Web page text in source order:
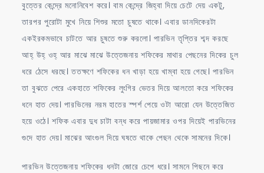
বুত্তের কেন্দ্রে মনোনিবেশ করে। বাম কেন্দ্রে জিহ্বা দিয়ে চেটে দেয় একটু,
তারপর পুরোটা মুখে নিয়ে শিশুর মতো চুষতে থাকে। এবার ডানদিকেরটা
একইরকমভাবে চাটতে আর চুষতে শুরু করলো। পারভিন তৃপ্তির শব্দ করছে
আহ্ উহ্ ওহ্ আর মাঝে মাঝে উত্তেজনায় শফিকের মাথার পেছনের দিকের চুল
ধরে ঠেসে ধরছে। ততক্ষণে শফিকের ধন খাড়া হয়ে খাম্বা হয়ে গেছে। পারভিন
তা বুঝতে পেরে একহাতে শফিকের লুংগির ভেতর দিয়ে আলতো করে শফিকের
ধনে হাত দেয়। পারভিনের নরম হাতের স্পর্শ পেয়ে ওটা আরো যেন উত্তেজিত
হয়ে ওঠে। শফিক এবার দুধ চাটা বন্ধ করে পায়জামার ওপর দিয়েই পারভিনের
গুদে হাত দেয়। মাঝের আংগুল দিয়ে ঘষতে থাকে পেছন থেকে সামনের দিকে।
পারভিন উত্তেজনায় শফিকের ধনটা জোরে চেপে ধরে। সামনে পিছনে করে